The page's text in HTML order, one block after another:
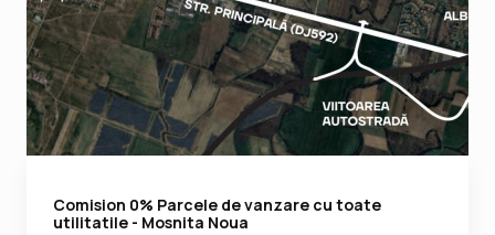
Comision 0% Parcele de vanzare cu toate
utilitatile - Mosnita Noua